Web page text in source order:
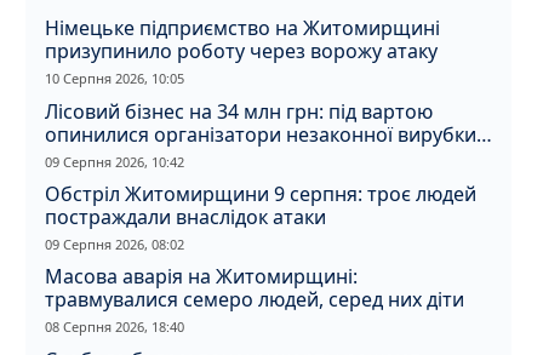
Німецьке підприємство на Житомирщині
призупинило роботу через ворожу атаку
10 Серпня 2026, 10:05
Лісовий бізнес на 34 млн грн: під вартою
опинилися організатори незаконної вирубки
на Житомирщині
09 Серпня 2026, 10:42
Обстріл Житомирщини 9 серпня: троє людей
постраждали внаслідок атаки
09 Серпня 2026, 08:02
Масова аварія на Житомирщині:
травмувалися семеро людей, серед них діти
08 Серпня 2026, 18:40